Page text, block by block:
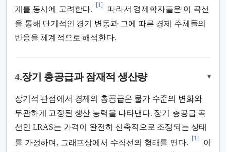
계를 동시에 고려한다.
[1]
따라서 경제학자들은 이 곡선
을 통해 단기적인 경기 변동과 그에 따른 경제 주체들의
반응을 체계적으로 해석한다.
4.장기 총공급과 잠재적 생산량 ▾
장기적 관점에서 경제의 총공급은 물가 수준의 변화와
무관하게 고정된 생산 능력을 나타낸다. 장기 총공급 곡
선인 LRAS는 가격이 완전히 신축적으로 조정되는 상태
를 가정하며, 그래프상에서 수직선의 형태를 띤다.
[1]
이